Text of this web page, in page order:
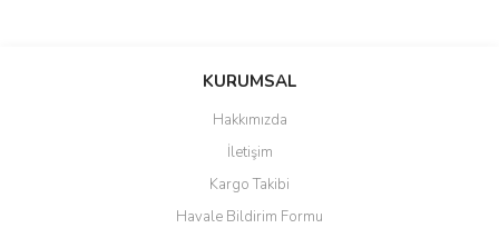
Bu ürüne ilk yorumu siz yapın!
Yorum Yaz
Ürün resmi kalitesiz, bozuk veya görüntülenemiyor.
Ürün açıklamasında eksik bilgiler bulunuyor.
Ürün bilgilerinde hatalar bulunuyor.
KURUMSAL
Hakkımızda
İletişim
Kargo Takibi
Havale Bildirim Formu